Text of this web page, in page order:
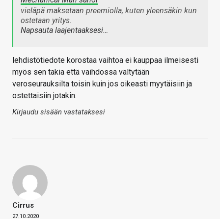
vieläpä maksetaan preemiolla, kuten yleensäkin kun
ostetaan yritys.
Napsauta laajentaaksesi…
lehdistötiedote korostaa vaihtoa ei kauppaa ilmeisesti
myös sen takia että vaihdossa vältytään
veroseurauksilta toisin kuin jos oikeasti myytäisiin ja
ostettaisiin jotakin.
Kirjaudu sisään vastataksesi
Cirrus
27.10.2020